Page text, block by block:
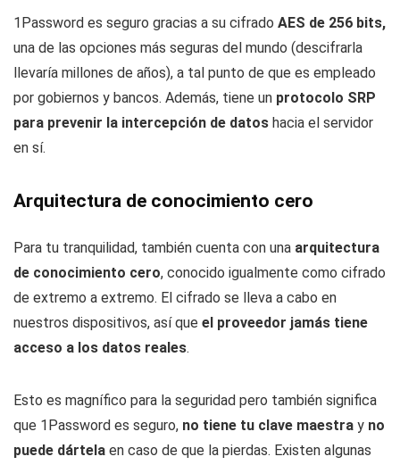
1Password es seguro gracias a su cifrado AES de 256 bits,
una de las opciones más seguras del mundo (descifrarla
llevaría millones de años), a tal punto de que es empleado
por gobiernos y bancos. Además, tiene un protocolo SRP
para prevenir la intercepción de datos hacia el servidor
en sí.
Arquitectura de conocimiento cero
Para tu tranquilidad, también cuenta con una arquitectura
de conocimiento cero, conocido igualmente como cifrado
de extremo a extremo. El cifrado se lleva a cabo en
nuestros dispositivos, así que el proveedor jamás tiene
acceso a los datos reales.
Esto es magnífico para la seguridad pero también significa
que 1Password es seguro, no tiene tu clave maestra y no
puede dártela en caso de que la pierdas. Existen algunas